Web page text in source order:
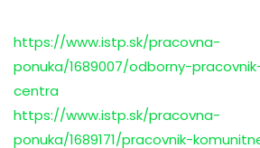
https://www.istp.sk/pracovna-
ponuka/1689007/odborny-
centra
https://www.istp.sk/pracovna-
ponuka/1689171/pracovnik-